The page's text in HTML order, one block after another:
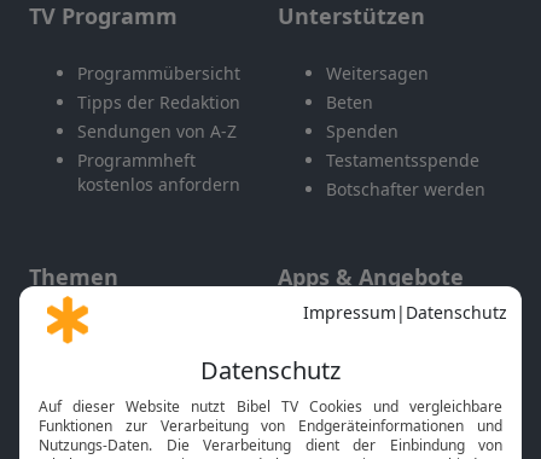
TV Programm
Programmübersicht
Tipps der Redaktion
Sendungen von A-Z
Programmheft
kostenlos anfordern
Unterstützen
Weitersagen
Beten
Spenden
Testamentsspende
Botschafter werden
Themen
Gott und Bibel erklärt
Neuigkeiten
Apps & Angebote
Mobile App
Smart TV
HbbTV